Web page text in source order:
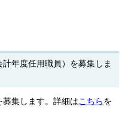
年度任用職員）を募集しま
集します。詳細はこちらを